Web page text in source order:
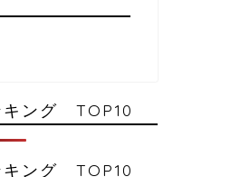
キング TOP10
キング TOP10